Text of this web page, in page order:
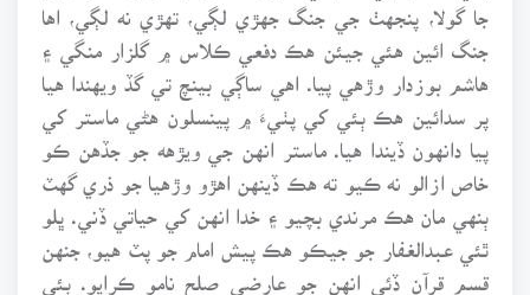
جا گولا، پنجهٺ جي جنگ جهڙي لڳي، تهڙي نه لڳي، اها
جنگ ائين هئي جيئن هڪ دفعي ڪلاس ۾ گلزار منگي ۽
هاشم بوزدار وڙهي پيا. اهي ساڳي بينچ تي گڏ ويهندا هيا
پر سدائين هڪ ٻئي کي پٺيءَ ۾ پينسلون هڻي ماستر کي
پيا دانهون ڏيندا هيا. ماستر انهن جي ويڙهه جو جڏهن ڪو
خاص ازالو نه ڪيو ته هڪ ڏينهن اهڙو وڙهيا جو ذري گهٽ
ٻنهي مان هڪ مرندي بچيو ۽ خدا انهن کي حياتي ڏني. ڀلو
ٿئي عبدالغفار جو جيڪو هڪ پيش امام جو پٽ هيو، جنهن
قسم قرآن ڏئي انهن جو عارضي صلح نامو ڪرايو. ٻئي